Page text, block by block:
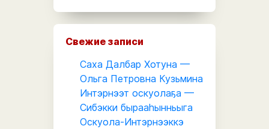
Свежие записи
Саха Далбар Хотуна —
Ольга Петровна Кузьмина
Интэрнээт оскуолаҕа —
Сибэкки бырааһынньыга
Оскуола-Интэрнээккэ